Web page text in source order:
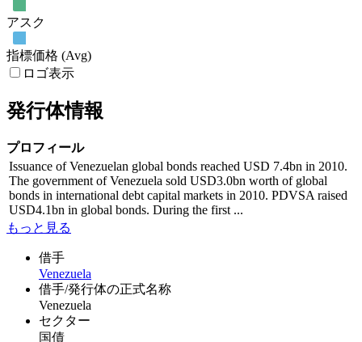
アスク
指標価格 (Avg)
ロゴ表示
発行体情報
プロフィール
Issuance of Venezuelan global bonds reached USD 7.4bn in 2010.
The government of Venezuela sold USD3.0bn worth of global
bonds in international debt capital markets in 2010. PDVSA raised
USD4.1bn in global bonds. During the first ...
もっと見る
借手
Venezuela
借手/発行体の正式名称
Venezuela
セクター
国債